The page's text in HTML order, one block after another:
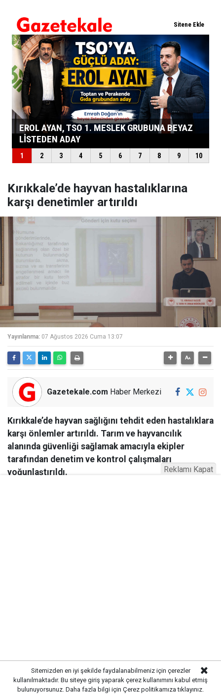
Kırıkkale’de hayvan hastalıklarına
karşı denetimler artırıldı
Yayınlanma: 07 Ağustos 2026 Cuma 13:07
Gazetekale.com Haber Merkezi
Kırıkkale’de hayvan sağlığını tehdit eden hastalıklara
karşı önlemler artırıldı. Tarım ve hayvancılık
alanında güvenliği sağlamak amacıyla ekipler
tarafından denetim ve kontrol çalışmaları
yoğunlaştırıldı.
Sitemizden en iyi şekilde faydalanabilmeniz için çerezler
kullanılmaktadır. Bu siteye giriş yaparak çerez kullanımını kabul etmiş
bulunuyorsunuz. Daha fazla bilgi için Çerez politikamıza tıklayınız.
Reklamı Kapat